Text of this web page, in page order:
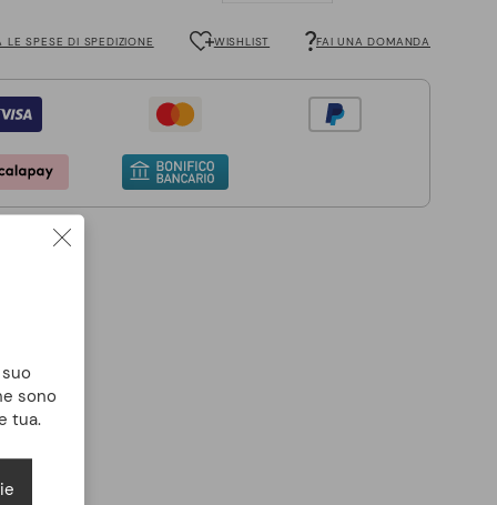
LE SPESE DI SPEDIZIONE WISHLIST FAI UNA DOMANDA
sono
tua.